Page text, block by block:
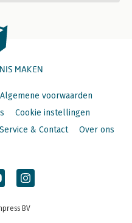
MAKEN
Algemene voorwaarden
Cookie instellingen
Service & Contact Over ons
BV